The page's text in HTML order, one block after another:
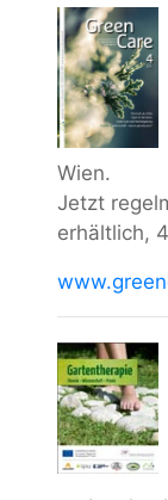
Wien.
Jetzt
erhältlich,